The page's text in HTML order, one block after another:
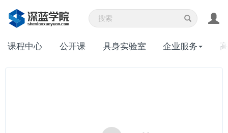
课程中心 公开课 具身实验室 企业服务